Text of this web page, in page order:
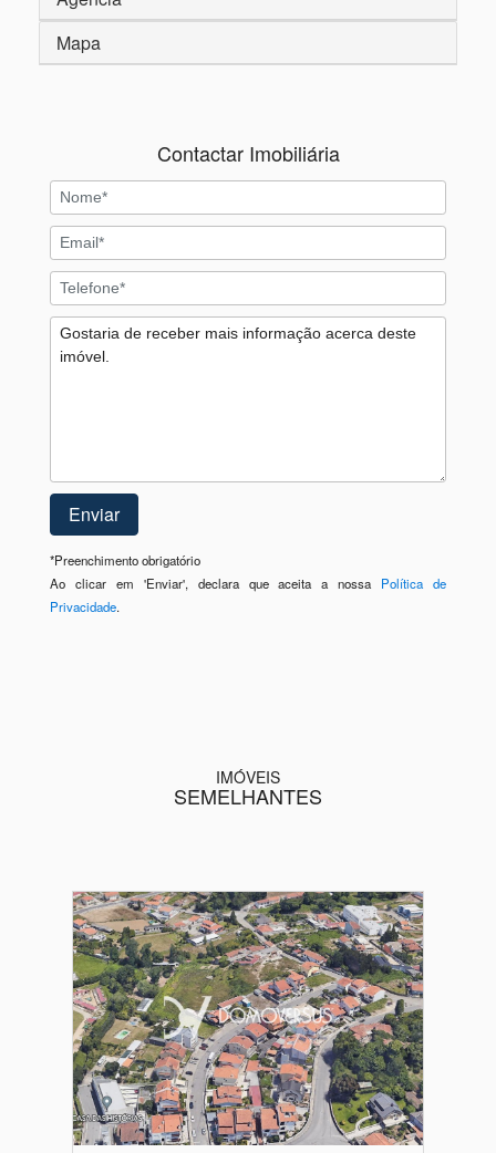
Mapa
Contactar Imobiliária
*Preenchimento obrigatório
Ao clicar em 'Enviar', declara que aceita a nossa Política de
Privacidade.
IMÓVEIS
SEMELHANTES